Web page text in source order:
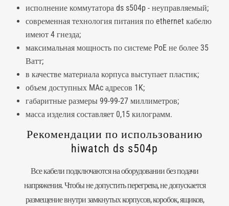
исполнение коммутатора ds s504p - неуправляемый;
современная технология питания по ethernet кабелю
имеют 4 гнезда;
максимальная мощность по системе PoE не более 35
Ватт;
в качестве материала корпуса выступает пластик;
объем доступных MAc адресов 1K;
габаритные размеры 99-99-27 миллиметров;
масса изделия составляет 0,15 килограмм.
Рекомендации по использованию
hiwatch ds s504p
Все кабели подключаются на оборудовании без подачи
напряжения. Чтобы не допустить перегрева, не допускается
размещение внутри замкнутых корпусов, коробок, ящиков,